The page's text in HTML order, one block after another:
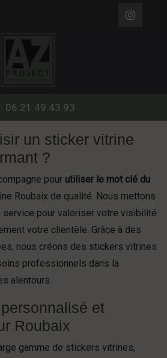
06.21.49.43.93
un sticker vitrine
?
pour utiliser le mot clé du
Roubaix de qualité. Nous mettons
service pour valoriser votre visibilité
votre clientèle. Grâce à des
nous créons des stickers vitrines
professionnels dans la
alentours.
et
Roubaix
gamme de stickers vitrines,